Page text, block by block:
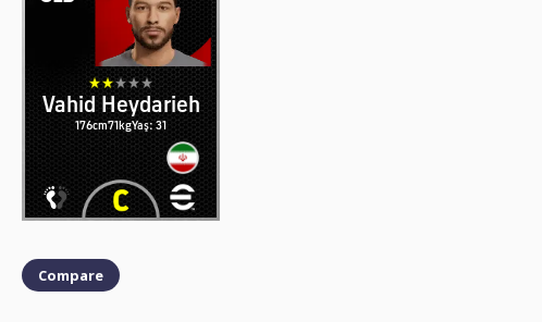
Vahid Heydarieh
176cm71kgYaş: 31
Compare